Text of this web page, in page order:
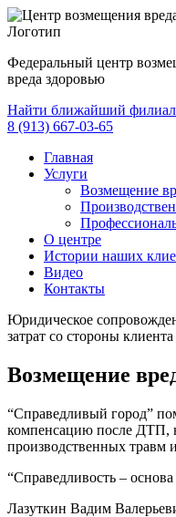
Федеральный центр
вреда здоровью
Найти ближайший филиал
8 (913) 667-03-65
Главная
Услуги
Возмещение
О центре
Истории наших
Видео
Контакты
Юридическое
затрат со стороны клиента
Возмещение
“Справедливый город”
компенсацию после ДТП,
производственных травм
“Справедливость –
Лазуткин Вадим